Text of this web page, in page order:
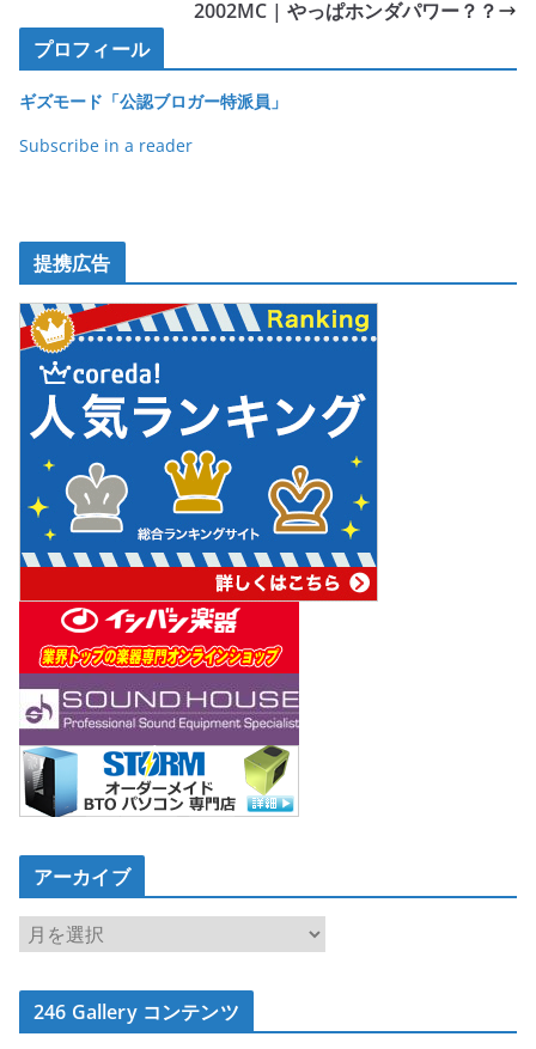
o
o
k
2002MC | やっぱホンダパワー？？
プロフィール
ギズモード「公認ブロガー特派員」
Subscribe in a reader
提携広告
アーカイブ
ア
ー
カ
イ246 Gallery コンテンツ